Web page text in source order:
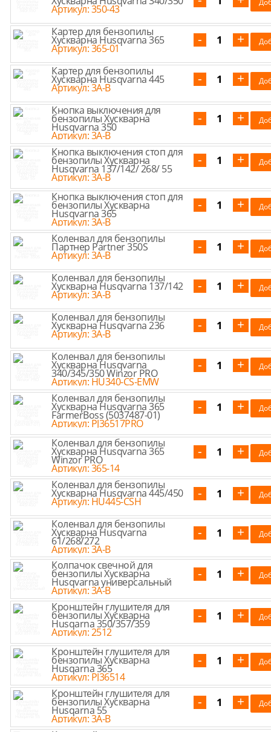
Артикул: 350-43
Картер для бензопилы
Хускварна Husqvarna 365
Артикул: 365-01
Картер для бензопилы
Хускварна Husqvarna 445
Артикул: 3A-B
Кнопка выключения для
бензопилы Хускварна
Husqvarna 350
Артикул: 3A-B
Кнопка выключения стоп для
бензопилы Хускварна
Husqvarna 137/142/ 268/ 55
Артикул: 3A-B
Кнопка выключения стоп для
бензопилы Хускварна
Husqvarna 365
Артикул: 3A-B
Коленвал для бензопилы
Партнер Partner 350S
Артикул: 3A-B
Коленвал для бензопилы
Хускварна Husqvarna 137/142
Артикул: 3A-B
Коленвал для бензопилы
Хускварна Husqvarna 236
Артикул: 3A-B
Коленвал для бензопилы
Хускварна Husqvarna
340/345/350 Winzor PRO
Артикул: HU340-CS-EMW
Коленвал для бензопилы
Хускварна Husqvarna 365
FarmerBoss (5037487-01)
Артикул: PJ36517PRO
Коленвал для бензопилы
Хускварна Husqvarna 365
Winzor PRO
Артикул: 365-14
Коленвал для бензопилы
Хускварна Husqvarna 445/450
Артикул: HU445-CSH
Коленвал для бензопилы
Хускварна Husqvarna
61/268/272
Артикул: 3A-B
Колпачок свечной для
бензопилы Хускварна
Husqvarna универсальный
Артикул: 3A-B
Кронштейн глушителя для
бензопилы Хускварна
Husqarna 350/357/359
Артикул: 2512
Кронштейн глушителя для
бензопилы Хускварна
Husqarna 365
Артикул: PJ36514
Кронштейн глушителя для
бензопилы Хускварна
Husqarna 55
Артикул: 3A-B